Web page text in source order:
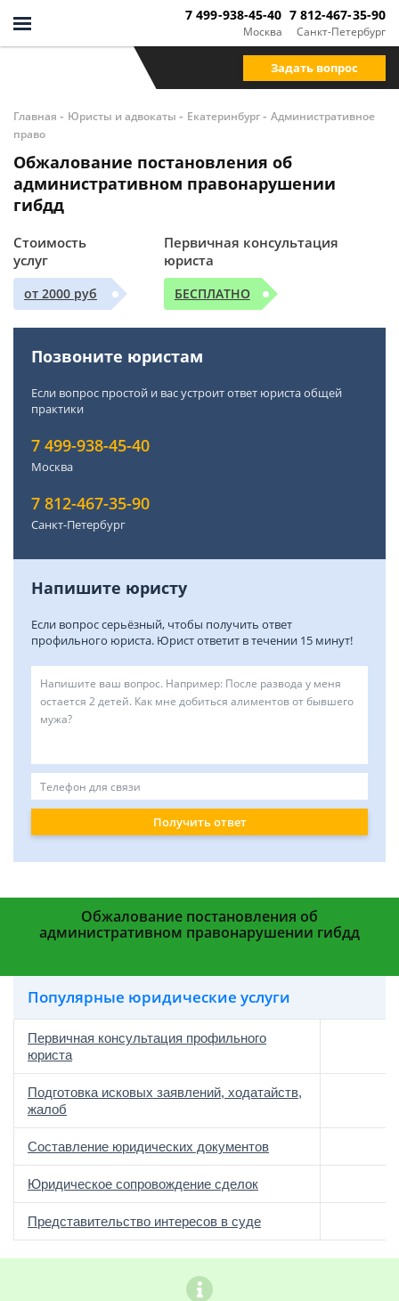
Москва
7 499-938-45-40
Санкт-Петербург
7 812-467-35-90
Задать вопрос
Главная - Юристы и адвокаты - Екатеринбург- Административное
право
Обжалование постановления об
административном правонарушении
гибдд
Стоимость
услуг
от 2000 руб
Первичная консультация
юриста
БЕСПЛАТНО
Позвоните юристам
Если вопрос простой и вас устроит ответ юриста общей
практики
7 499-938-45-40
Москва
7 812-467-35-90
Санкт-Петербург
Напишите юристу
Если вопрос серьёзный, чтобы получить ответ
профильного юриста. Юрист ответит в течении 15 минут!
Получить ответ
Обжалование постановления об
административном правонарушении гибдд
Популярные юридические услуги
Первичная консультация профильного
юриста
Подготовка исковых заявлений, ходатайств,
жалоб
Составление юридических документов
Юридическое сопровождение сделок
Представительство интересов в суде